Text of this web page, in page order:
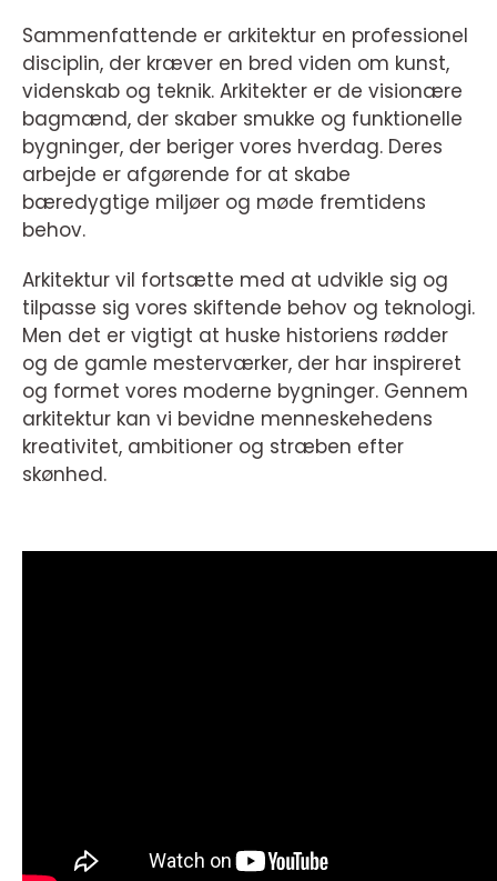
Sammenfattende er arkitektur en professionel
disciplin, der kræver en bred viden om kunst,
videnskab og teknik. Arkitekter er de visionære
bagmænd, der skaber smukke og funktionelle
bygninger, der beriger vores hverdag. Deres
arbejde er afgørende for at skabe
bæredygtige miljøer og møde fremtidens
behov.
Arkitektur vil fortsætte med at udvikle sig og
tilpasse sig vores skiftende behov og teknologi.
Men det er vigtigt at huske historiens rødder
og de gamle mesterværker, der har inspireret
og formet vores moderne bygninger. Gennem
arkitektur kan vi bevidne menneskehedens
kreativitet, ambitioner og stræben efter
skønhed.